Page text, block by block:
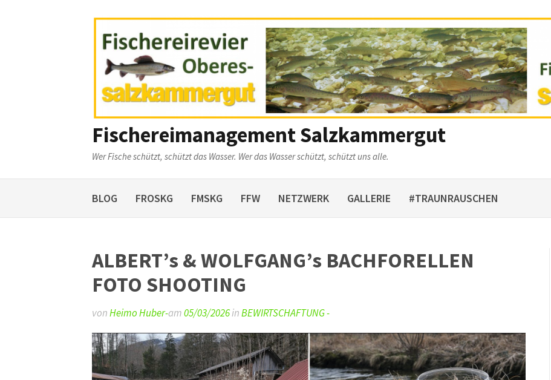
Fischereimanagement Salzkammergut
Wer Fische schützt, schützt das Wasser. Wer das Wasser schützt, schützt uns alle.
BLOG FROSKG FMSKG FFW NETZWERK GALLERIE #TRAUNRAUSCHEN
ALBERT’s & WOLFGANG’s BACHFORELLEN
FOTO SHOOTING
vonHeimo Huber-am05/03/2026inBEWIRTSCHAFTUNG -